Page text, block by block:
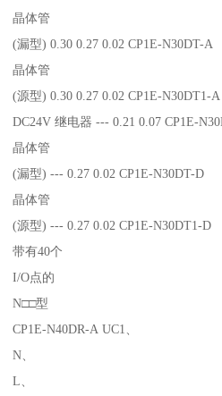
晶体管
(漏型) 0.30 0.27 0.02 CP1E-N30DT-A
晶体管
(源型) 0.30 0.27 0.02 CP1E-N30DT1-A
DC24V 继电器 --- 0.21 0.07 CP1E-
晶体管
(漏型) --- 0.27 0.02 CP1E-N30DT-D
晶体管
(源型) --- 0.27 0.02 CP1E-N30DT1-D
带有40个
I/O点的
N□□型
CP1E-N40DR-A UC1、
N、
L、